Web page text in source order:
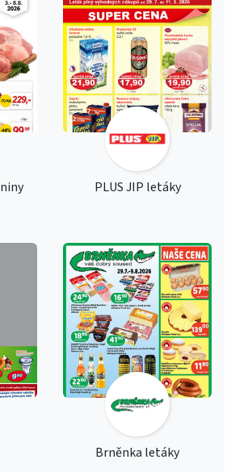
PLUS JIP letáky
Brněnka letáky